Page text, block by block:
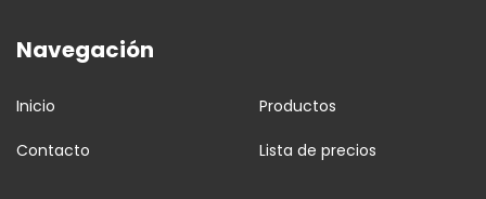
Navegación
Inicio Productos
Contacto Lista de precios